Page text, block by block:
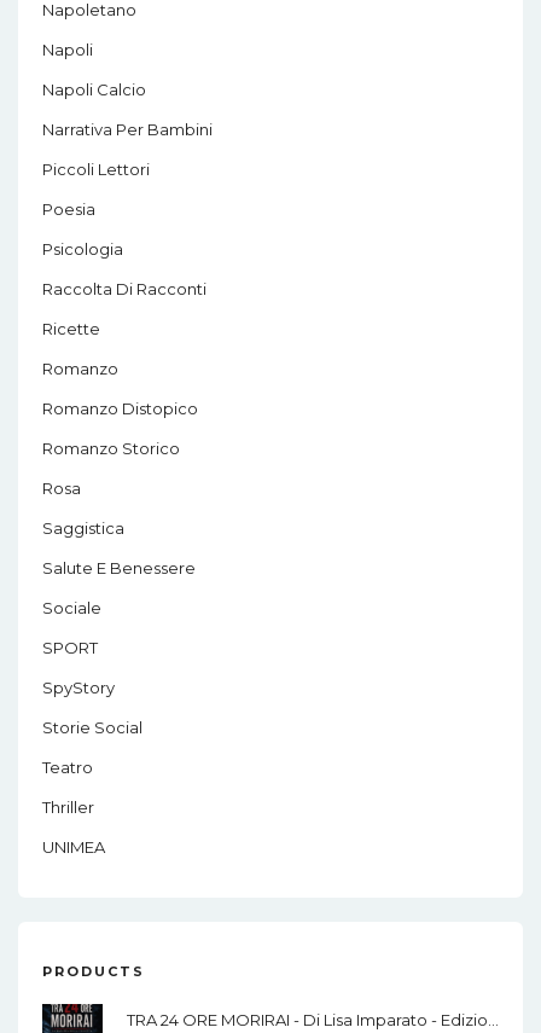
Napoletano
Napoli
Napoli Calcio
Narrativa Per Bambini
Piccoli Lettori
Poesia
Psicologia
Raccolta Di Racconti
Ricette
Romanzo
Romanzo Distopico
Romanzo Storico
Rosa
Saggistica
Salute E Benessere
Sociale
SPORT
SpyStory
Storie Social
Teatro
Thriller
UNIMEA
PRODUCTS